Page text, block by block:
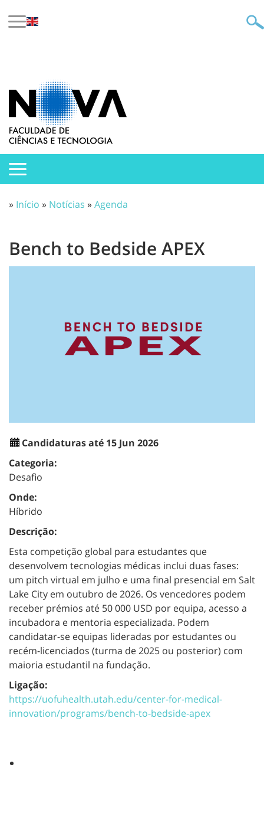
» Início » Notícias »Agenda
Bench to Bedside APEX
Candidaturas até 15 Jun 2026
Categoria:
Desafio
Onde:
Híbrido
Descrição:
Esta competição global para estudantes que
desenvolvem tecnologias médicas inclui duas fases:
um pitch virtual em julho e uma final presencial em Salt
Lake City em outubro de 2026. Os vencedores podem
receber prémios até 50 000 USD por equipa, acesso a
incubadora e mentoria especializada. Podem
candidatar-se equipas lideradas por estudantes ou
recém-licenciados (turma de 2025 ou posterior) com
maioria estudantil na fundação.
Ligação:
https://uofuhealth.utah.edu/center-for-medical-
innovation/programs/bench-to-bedside-apex